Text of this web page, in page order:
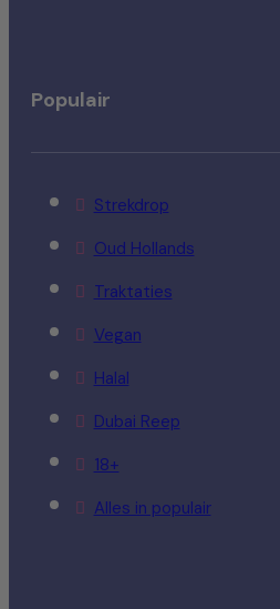
Populair
Strekdrop
Oud Hollands
Traktaties
Vegan
Halal
Dubai Reep
18+
Alles in populair